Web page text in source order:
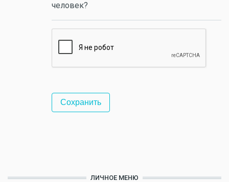
человек?
ЛИЧНОЕ МЕНЮ